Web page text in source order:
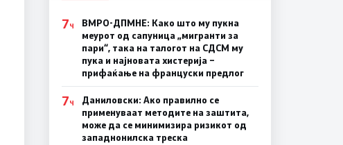
7Ч
ВМРО-ДПМНЕ: Како што му пукна
меурот од сапуница „мигранти за
пари“, така на талогот на СДСМ му
пука и најновата хистерија –
прифаќање на француски предлог
7Ч
Даниловски: Ако правилно се
применуваат методите на заштита,
може да се минимизира ризикот од
западнонилска треска